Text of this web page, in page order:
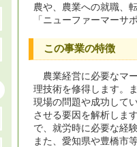
農や、農業への就職、
「ニューファーマーサ
この事業の特徴
農業経営に必要なマ
理技術を修得します。
現場の問題や成功して
させる要因を解析しま
で、就労時に必要な経
また、愛知県や豊橋市